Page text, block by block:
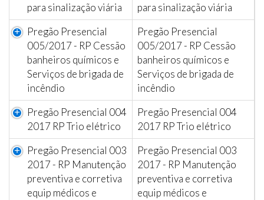
para sinalização viária
para sinalização viária
Pregão Presencial
005/2017 - RP Cessão
banheiros químicos e
Serviços de brigada de
incêndio
Pregão Presencial
005/2017 - RP Cessão
banheiros químicos e
Serviços de brigada de
incêndio
Pregão Presencial 004
2017 RP Trio elétrico
Pregão Presencial 004
2017 RP Trio elétrico
Pregão Presencial 003
2017 - RP Manutenção
preventiva e corretiva
equip médicos e
Pregão Presencial 003
2017 - RP Manutenção
preventiva e corretiva
equip médicos e